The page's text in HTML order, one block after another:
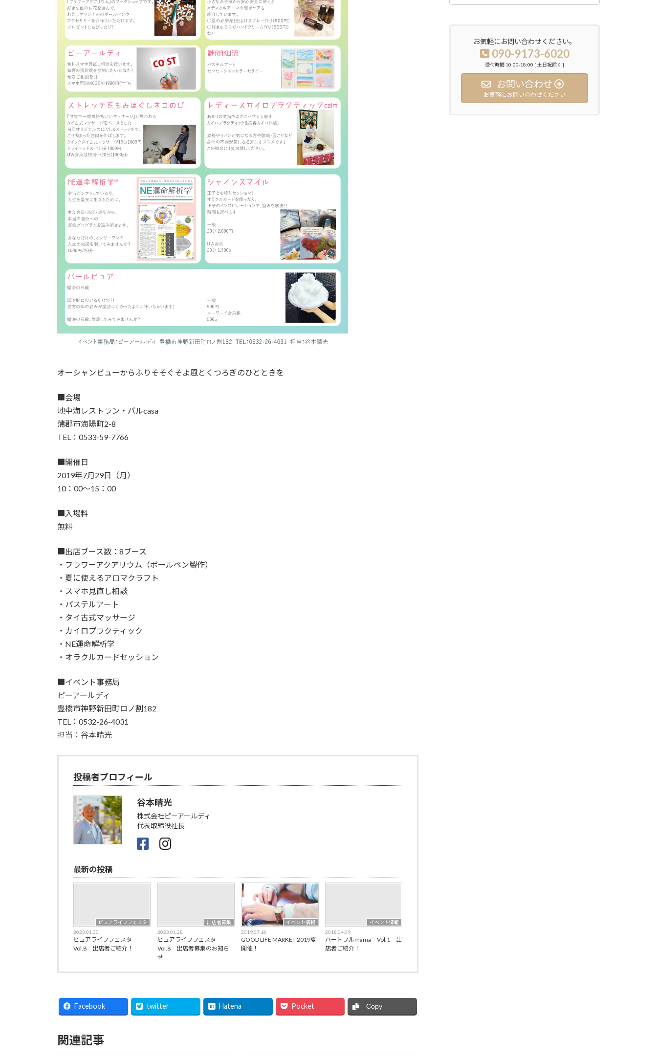
オーシャンビューからふりそそぐそよ風とくつろぎのひとときを
■会場
地中海レストラン・バルcasa
蒲郡市海陽町2-8
TEL：0533-59-7766
■開催日
2019年7月29日（月）
10：00～15：00
■入場料
無料
■出店ブース数：8ブース
・フラワーアクアリウム（ボールペン製作）
・夏に使えるアロマクラフト
・スマホ見直し相談
・パステルアート
・タイ古式マッサージ
・カイロプラクティック
・NE運命解析学
・オラクルカードセッション
■イベント事務局
ピーアールディ
豊橋市神野新田町ロノ割182
TEL：0532-26-4031
担当：谷本晴光
投稿者プロフィール
谷本晴光
株式会社ピーアールディ
代表取締役社長
最新の投稿
ピュアライフフェスタ
2023.01.30
ピュアライフフェスタ
Vol.8 出店者ご紹介！
出店者募集
2023.01.28
ピュアライフフェスタ
Vol.8 出店者募集のお知ら
せ
イベント情報
2019.07.16
GOOD LIFE MARKET 2019夏
開催！
イベント情報
2018.04.09
ハートフルmama Vol.1 出
店者ご紹介！
Facebook twitter Hatena Pocket Copy
関連記事
お気軽にお問い合わせください。
090-9173-6020
受付時間 10:00-18:00 [ 土日祝除く ]
お問い合わせ
お気軽にお問い合わせください